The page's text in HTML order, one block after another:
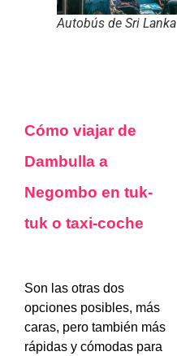
Autobús de Sri Lanka
Cómo viajar de
Dambulla a
Negombo en tuk-
tuk o taxi-coche
Son las otras dos
opciones posibles, más
caras, pero también más
rápidas y cómodas para